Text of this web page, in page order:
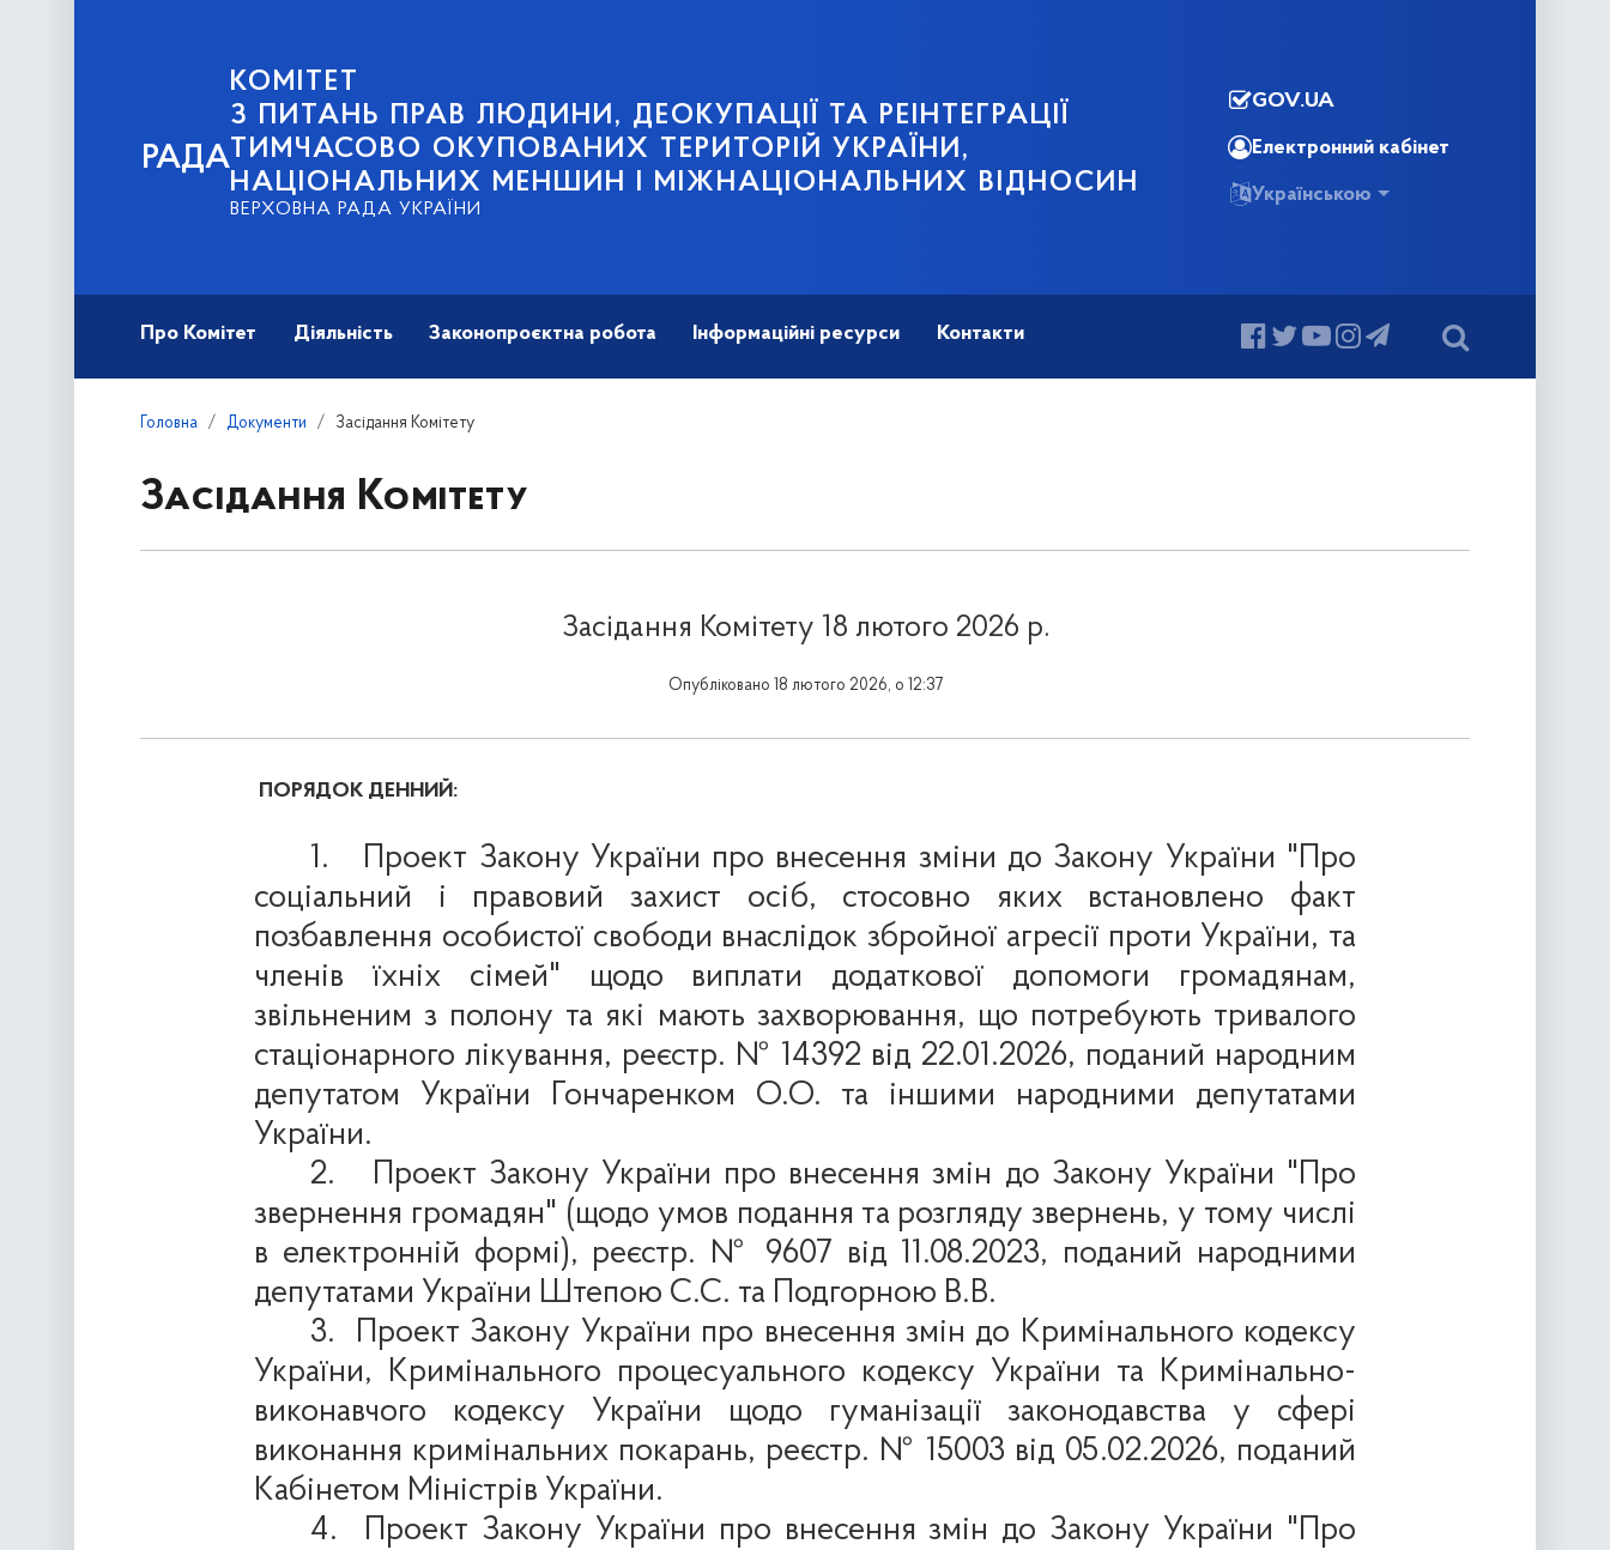
РАДА
КОМІТЕТ
З ПИТАНЬ ПРАВ ЛЮДИНИ, ДЕОКУПАЦІЇ ТА РЕІНТЕГРАЦІЇ
ТИМЧАСОВО ОКУПОВАНИХ ТЕРИТОРІЙ УКРАЇНИ,
НАЦІОНАЛЬНИХ МЕНШИН І МІЖНАЦІОНАЛЬНИХ ВІДНОСИН
ВЕРХОВНА РАДА УКРАЇНИ
GOV.UA
Електронний кабінет
Українською
Про Комітет Діяльність Законопроєктна робота Інформаційні ресурси Контакти
Головна Документи Засідання Комітету
Засідання Комітету
Засідання Комітету 18 лютого 2026 р.
Опубліковано 18 лютого 2026, о 12:37
ПОРЯДОК ДЕННИЙ:
1. Проект Закону України про внесення зміни до Закону України "Про
соціальний і правовий захист осіб, стосовно яких встановлено факт
позбавлення особистої свободи внаслідок збройної агресії проти України, та
членів їхніх сімей" щодо виплати додаткової допомоги громадянам,
звільненим з полону та які мають захворювання, що потребують тривалого
стаціонарного лікування, реєстр. № 14392 від 22.01.2026, поданий народним
депутатом України Гончаренком О.О. та іншими народними депутатами
України.
2.
Проект Закону України про внесення змін до Закону України "Про
звернення громадян" (щодо умов подання та розгляду звернень, у тому числі
в електронній формі), реєстр. № 9607 від 11.08.2023, поданий народними
депутатами України Штепою С.С. та Подгорною В.В.
3.
Проект Закону України про внесення змін до Кримінального кодексу
України, Кримінального процесуального кодексу України та Кримінально-
виконавчого кодексу України щодо гуманізації законодавства у сфері
виконання кримінальних покарань, реєстр. № 15003 від 05.02.2026, поданий
Кабінетом Міністрів України.
4.
Проект Закону України про внесення змін до Закону України "Про